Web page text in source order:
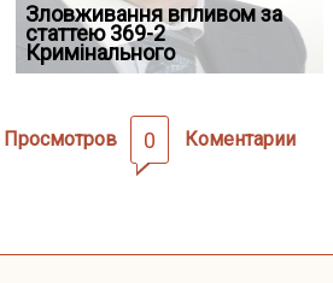
Якщо суд встановив для
відшкодування шкоди
наявніс пер
Зловживання впливом за
статтею 369-2
Кримінального
Особливості захисту у
кримінальному
провадженні: я
Просмотров 0 Коментарии